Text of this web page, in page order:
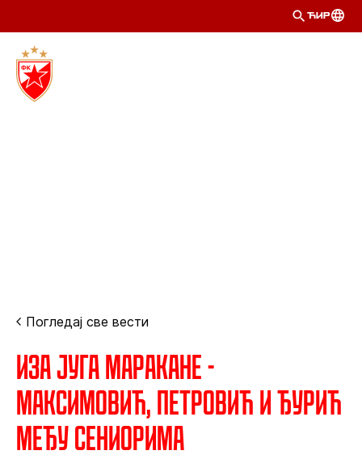
ЋИР
Погледај све вести
Иза југа Маракане -
Максимовић, Петровић и Ђурић
међу сениорима